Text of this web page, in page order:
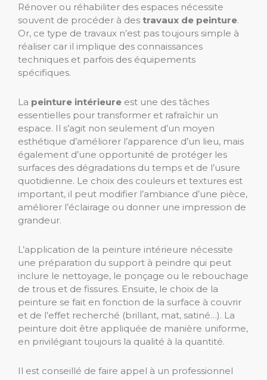
Rénover ou réhabiliter des espaces nécessite
souvent de procéder à des travaux de peinture.
Or, ce type de travaux n’est pas toujours simple à
réaliser car il implique des connaissances
techniques et parfois des équipements
spécifiques.
La peinture intérieure est une des tâches
essentielles pour transformer et rafraîchir un
espace. Il s’agit non seulement d’un moyen
esthétique d’améliorer l’apparence d’un lieu, mais
également d’une opportunité de protéger les
surfaces des dégradations du temps et de l’usure
quotidienne. Le choix des couleurs et textures est
important, il peut modifier l’ambiance d’une pièce,
améliorer l’éclairage ou donner une impression de
grandeur.
L’application de la peinture intérieure nécessite
une préparation du support à peindre qui peut
inclure le nettoyage, le ponçage ou le rebouchage
de trous et de fissures. Ensuite, le choix de la
peinture se fait en fonction de la surface à couvrir
et de l’effet recherché (brillant, mat, satiné…). La
peinture doit être appliquée de manière uniforme,
en privilégiant toujours la qualité à la quantité.
Il est conseillé de faire appel à un professionnel